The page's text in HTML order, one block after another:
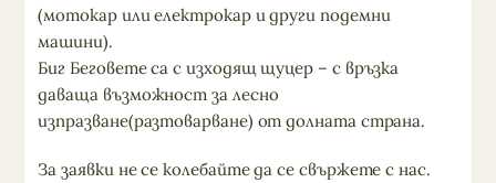
(мотокар или електрокар и други подемни
машини).
Биг Беговете са с изходящ щуцер – с връзка
даваща възможност за лесно
изпразване(разтоварване) от долната страна.
За заявки не се колебайте да се свържете с нас.